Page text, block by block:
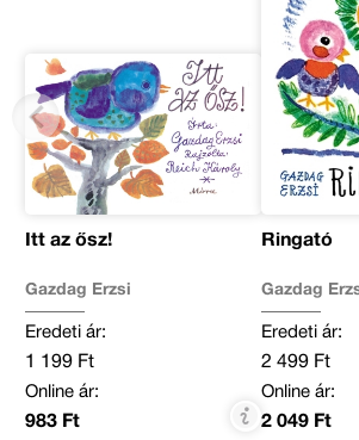
Itt az ősz!
Gazdag Erzsi
Eredeti ár:
1 199 Ft
Online ár:
983 Ft
Ringató
Gazdag
Eredeti ár:
2 499 Ft
Online ár:
2 049 Ft